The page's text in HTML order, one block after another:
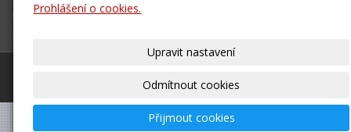
Mapa destinací - NOVÉ!
webové stránkys AI,doména
Prohlášení o cookies.
Upravit nastavení
Odmítnout cookies
Přijmout cookies